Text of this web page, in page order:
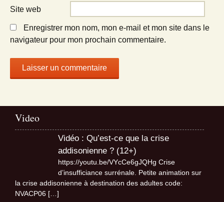
Site web
Enregistrer mon nom, mon e-mail et mon site dans le
navigateur pour mon prochain commentaire.
Video
Vidéo : Qu’est-ce que la crise
addisonienne ? (12+)
https://youtu.be/VYcCe6gJQHg Crise
d’insufficiance surrénale. Petite animation sur
la crise addisonienne à destination des adultes code:
NVACP06 […]